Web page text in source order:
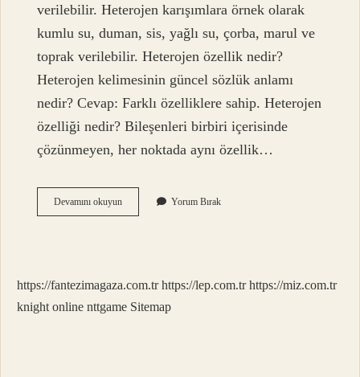
verilebilir. Heterojen karışımlara örnek olarak
kumlu su, duman, sis, yağlı su, çorba, marul ve
toprak verilebilir. Heterojen özellik nedir?
Heterojen kelimesinin güncel sözlük anlamı
nedir? Cevap: Farklı özelliklere sahip. Heterojen
özelliği nedir? Bileşenleri birbiri içerisinde
çözünmeyen, her noktada aynı özellik…
Devamını okuyunHeterojen
Nedir
Yorum Bırak
https://fantezimagaza.com.tr https://lep.com.tr https://miz.com.tr
knight online nttgame Sitemap